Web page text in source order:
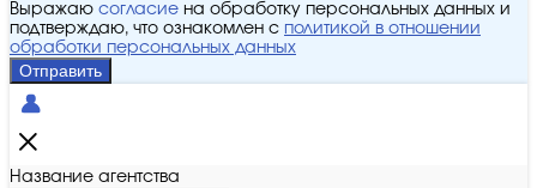
Выражаю согласие на обработку персональных данных и
подтверждаю, что ознакомлен с политикой в отношении
обработки персональных данных
Отправить
Название агентства